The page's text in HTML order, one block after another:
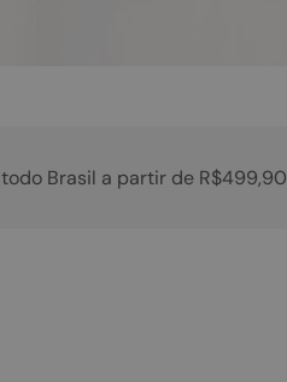
Brasil a partir de R$499,90